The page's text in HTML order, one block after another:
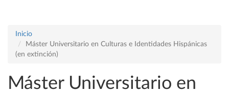
Inicio
Máster Universitario en Culturas e Identidades Hispánicas
(en extinción)
Máster Universitario en